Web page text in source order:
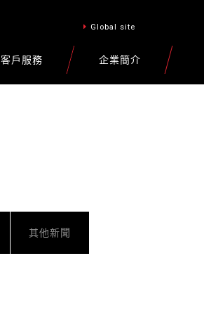
Global site
客戶服務 企業簡介
其他新聞